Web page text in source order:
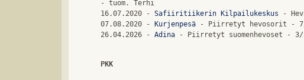
- tuom. Terhi
16.07.2020 - Safiiritiikerin Kilpailukeskus -
07.08.2020 - Kurjenpesä - Piirretyt hevosorit -
26.04.2026 - Adina
PKK